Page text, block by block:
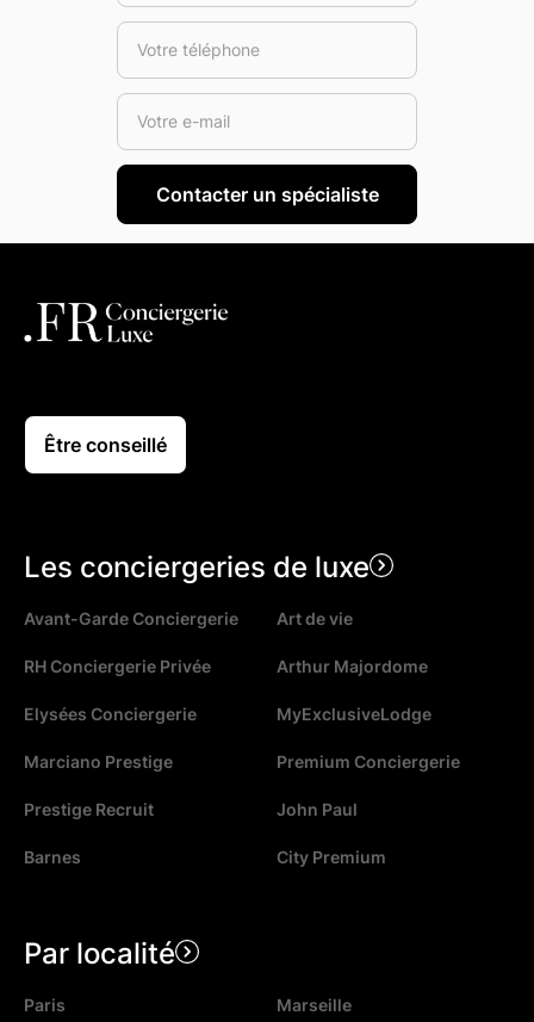
Être conseillé
Les conciergeries de luxe
Avant-Garde Conciergerie Art de vie
RH Conciergerie Privée Arthur Majordome
Elysées Conciergerie MyExclusiveLodge
Marciano Prestige Premium Conciergerie
Prestige Recruit John Paul
Barnes City Premium
Par localité
Paris Marseille